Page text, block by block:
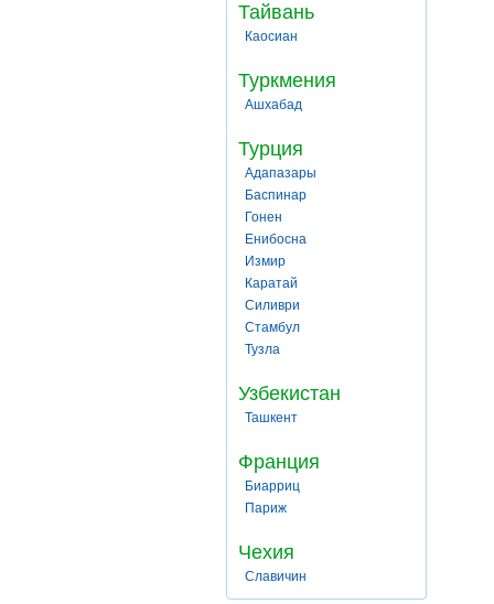
Тайвань
Каосиан
Туркмения
Ашхабад
Турция
Адапазары
Баспинар
Гонен
Енибосна
Измир
Каратай
Силиври
Стамбул
Тузла
Узбекистан
Ташкент
Франция
Биарриц
Париж
Чехия
Славичин